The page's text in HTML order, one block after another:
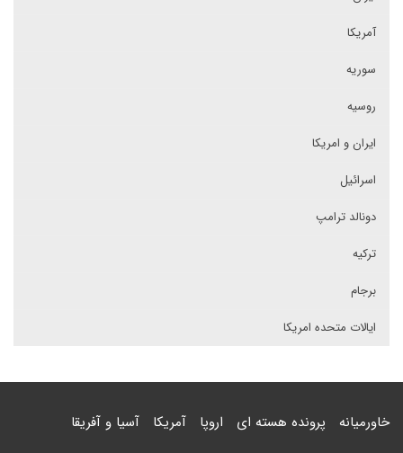
آمریکا
سوریه
روسیه
ایران و امریکا
اسرائیل
دونالد ترامپ
ترکیه
برجام
ایالات متحده امریکا
خاورمیانه پرونده هسته ای اروپا آمریکا آسیا و آفریقا